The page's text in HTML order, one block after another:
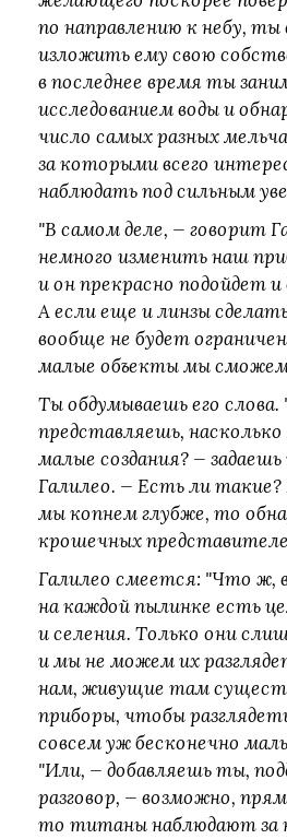
по направлению к небу,
изложить ему свою
в последнее время ты
исследованием воды и
число самых разных
за которыми всего
наблюдать под сильным
"В самом деле, — говорит
немного изменить наш
и он прекрасно подойдет
А если еще и линзы
вообще не будет
малые объекты мы сможем
Ты обдумываешь его
представляешь,
малые создания? —
Галилео. — Есть ли
мы копнем глубже, то
крошечных
Галилео смеется: "Что ж,
на каждой пылинке есть
и селения. Только они
и мы не можем их
нам, живущие там
приборы, чтобы
совсем уж бесконечно
"Или, — добавляешь ты,
разговор, — возможно,
то титаны наблюдают за